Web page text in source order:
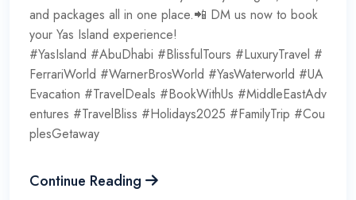
and packages all in one place.📲 DM us now to book
your Yas Island experience!
#YasIsland #AbuDhabi #BlissfulTours #LuxuryTravel #
FerrariWorld #WarnerBrosWorld #YasWaterworld #UA
Evacation #TravelDeals #BookWithUs #MiddleEastAdv
entures #TravelBliss #Holidays2025 #FamilyTrip #Cou
plesGetaway
Continue Reading